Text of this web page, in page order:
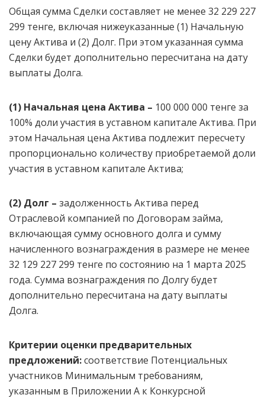
Общая сумма Сделки составляет не менее 32 229 227
299 тенге, включая нижеуказанные (1) Начальную
цену Актива и (2) Долг. При этом указанная сумма
Сделки будет дополнительно пересчитана на дату
выплаты Долга.
(1) Начальная цена Актива – 100 000 000 тенге за
100% доли участия в уставном капитале Актива. При
этом Начальная цена Актива подлежит пересчету
пропорционально количеству приобретаемой доли
участия в уставном капитале Актива;
(2) Долг – задолженность Актива перед
Отраслевой компанией по Договорам займа,
включающая сумму основного долга и сумму
начисленного вознаграждения в размере не менее
32 129 227 299 тенге по состоянию на 1 марта 2025
года. Сумма вознаграждения по Долгу будет
дополнительно пересчитана на дату выплаты
Долга.
Критерии оценки предварительных
предложений:соответствие Потенциальных
участников Минимальным требованиям,
указанным в Приложении А к Конкурсной